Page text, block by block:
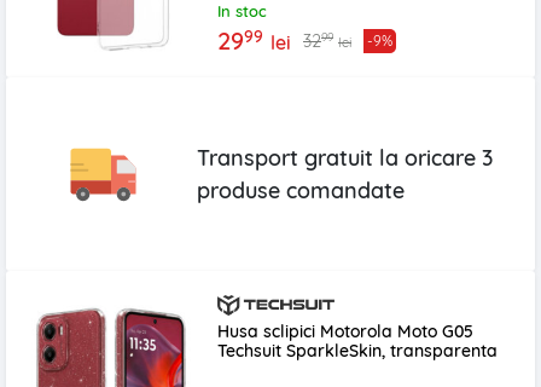
In stoc
2999 lei 3299 lei -9%
Transport gratuit la oricare 3
produsecomandate
Husa sclipici Motorola Moto G05
Techsuit SparkleSkin, transparenta